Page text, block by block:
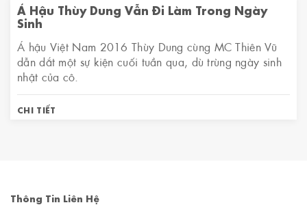
Á Hậu Thùy Dung Vẫn Đi Làm Trong Ngày
Sinh
Á hậu Việt Nam 2016 Thùy Dung cùng MC Thiên Vũ
dẫn dắt một sự kiện cuối tuần qua, dù trùng ngày sinh
nhật của cô.
CHI TIẾT
Thông Tin Liên Hệ